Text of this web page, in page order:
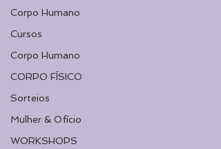
Corpo Humano
Cursos
Corpo Humano
CORPO FÍSICO
Sorteios
Mulher & Ofício
WORKSHOPS